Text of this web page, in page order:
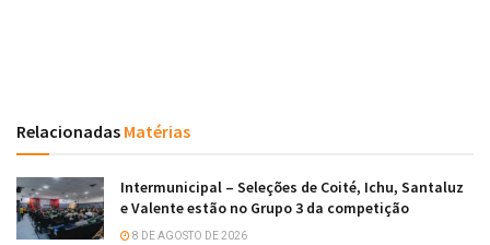
Relacionadas Matérias
Intermunicipal – Seleções de Coité, Ichu, Santaluz
e Valente estão no Grupo 3 da competição
8 DE AGOSTO DE 2026